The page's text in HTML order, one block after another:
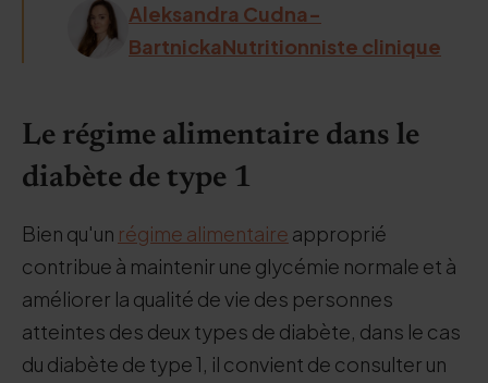
Aleksandra Cudna-
BartnickaNutritionniste clinique
Le régime alimentaire dans le
diabète de type 1
Bien qu'un régime alimentaire approprié
contribue à maintenir une glycémie normale et à
améliorer la qualité de vie des personnes
atteintes des deux types de diabète, dans le cas
du diabète de type 1, il convient de consulter un